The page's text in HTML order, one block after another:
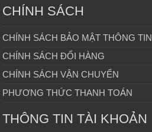
CHÍNH SÁCH
CHÍNH SÁCH BẢO MẬT THÔNG TIN
CHÍNH SÁCH ĐỔI HÀNG
CHÍNH SÁCH VẬN CHUYỂN
PHƯƠNG THỨC THANH TOÁN
THÔNG TIN TÀI KHOẢN